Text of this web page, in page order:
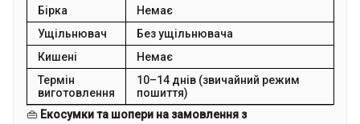
Бірка
Немає
Ущільнювач
Без ущільнювача
Кишені
Немає
Термін
виготовлення
10–14 днів (звичайний режим
пошиття)
👜 Екосумки та шопери на замовлення з